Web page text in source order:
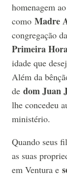
homenagem
como Madre
congregação
Primeira
idade que
Além da
de dom Juan
lhe concedeu
ministério.
Quando seus
as suas
em Ventura e